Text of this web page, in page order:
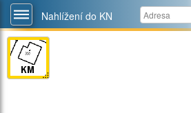
Nahlížení do KN